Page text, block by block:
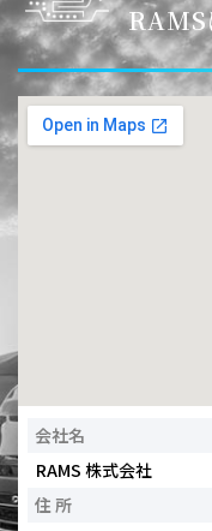
RAMS
会社名
RAMS 株式会社
住 所